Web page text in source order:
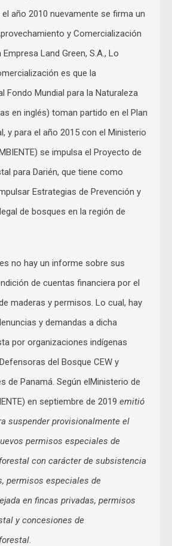
año 2010 nuevamente se firma un
y Comercialización
Land Green, S.A., Lo
es que la
Fondo Mundial para la Naturaleza
en inglés) toman partido en el Plan
y para el año 2015 con el Ministerio
se impulsa el Proyecto de
para Darién, que tiene como
Estrategias de Prevención y
de bosques en la región de
no hay un informe sobre sus
de cuentas financiera por el
maderas y permisos. Lo cual, hay
y demandas a dicha
por organizaciones indígenas
del Bosque CEW y
de Panamá. Según elMinisterio de
en septiembre de 2019 emitió
suspender provisionalmente el
permisos especiales de
con carácter de subsistencia
permisos especiales de
en fincas privadas, permisos
y concesiones de
.